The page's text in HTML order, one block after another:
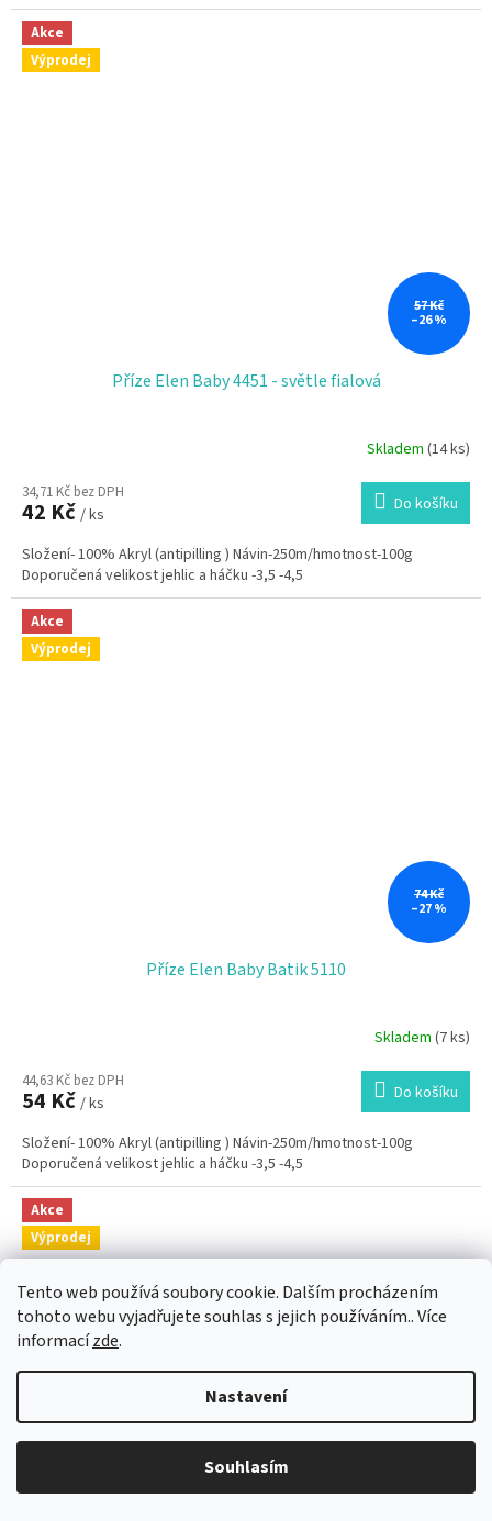
Tento web používá soubory cookie. Dalším procházením
tohoto webu vyjadřujete souhlas s jejich používáním.. Více
informacízde.
Nastavení
Souhlasím
Akce
Výprodej
57 Kč
–26 %
Příze Elen Baby 4451 - světle fialová
Skladem (14 ks)
34,71 Kč bez DPH
42 Kč / ks Do košíku
Složení- 100% Akryl (antipilling ) Návin-250m/hmotnost-100g
Doporučená velikost jehlic a háčku -3,5 -4,5
Akce
Výprodej
74 Kč
–27 %
Příze Elen Baby Batik 5110
Skladem (7 ks)
44,63 Kč bez DPH
54 Kč / ks Do košíku
Složení- 100% Akryl (antipilling ) Návin-250m/hmotnost-100g
Doporučená velikost jehlic a háčku -3,5 -4,5
Akce
Výprodej
–27 %